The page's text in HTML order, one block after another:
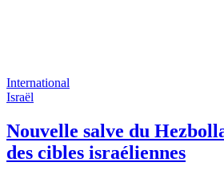
International
Israël
Nouvelle salve du
des cibles israéliennes